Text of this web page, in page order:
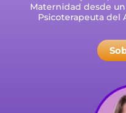
Maternidad desde
Psicoterapeuta del